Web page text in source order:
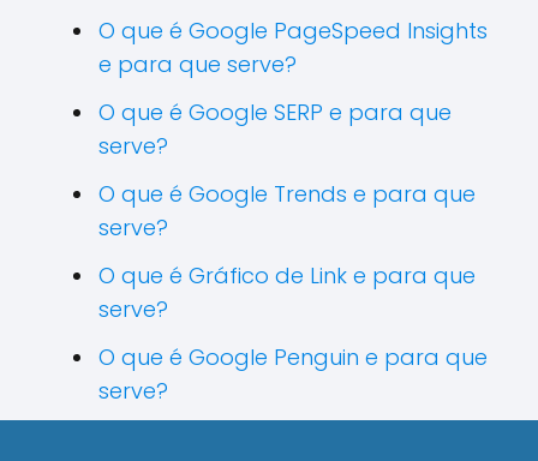
O que é Google PageSpeed Insights
e para que serve?
O que é Google SERP e para que
serve?
O que é Google Trends e para que
serve?
O que é Gráfico de Link e para que
serve?
O que é Google Penguin e para que
serve?